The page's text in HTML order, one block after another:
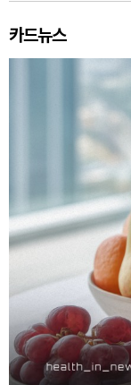
카드뉴스